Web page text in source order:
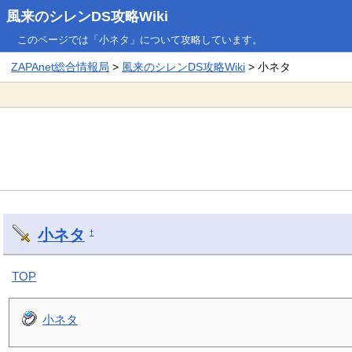
風来のシレンDS攻略Wiki
このページでは「小ネタ」について攻略しています。
ZAPAnet総合情報局 > 風来のシレンDS攻略Wiki > 小ネタ
小ネタ †
TOP
小ネタ